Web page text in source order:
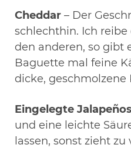
Cheddar – Der
schlechthin. Ich
den anderen, so gibt
Baguette mal feine
dicke, geschmolzene
Eingelegte Jalapeños
und eine leichte
lassen, sonst zieht